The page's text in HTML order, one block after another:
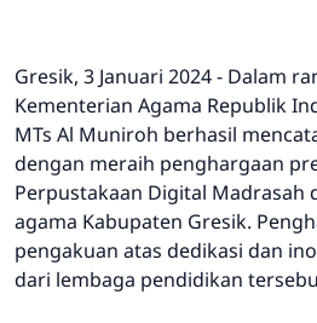
Gresik, 3 Januari 2024 - Dalam
Kementerian Agama Republik
MTs Al Muniroh berhasil
dengan meraih penghargaan
Perpustakaan Digital Madrasah
agama Kabupaten Gresik.
pengakuan atas dedikasi dan
dari lembaga pendidikan